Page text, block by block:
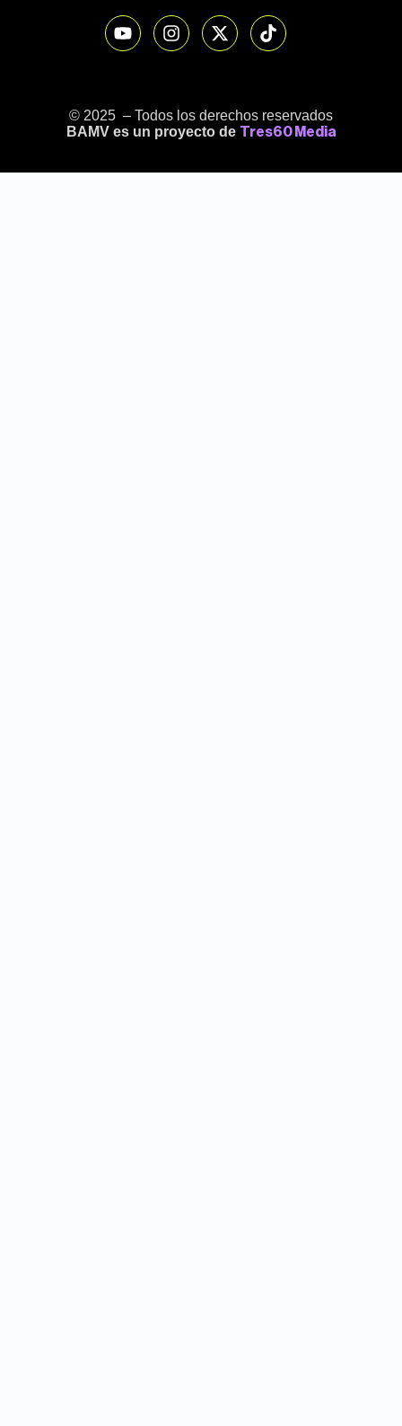
© 2025 – Todos los derechos reservados
BAMV es un proyecto de Tres60 Media